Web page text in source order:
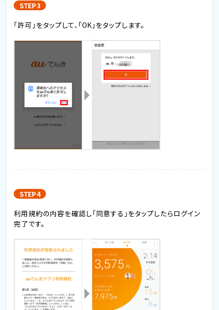
STEP 3
「許可」をタップして、「OK」をタップします。
STEP 4
利用規約の内容を確認し「同意する」をタップしたらログイン
完了です。